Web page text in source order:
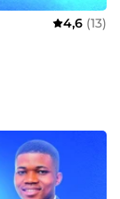
4,6 (13)